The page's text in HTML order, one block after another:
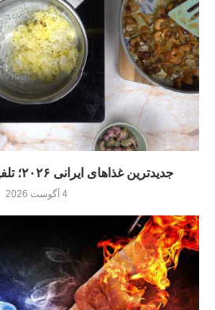
جدیدترین غذاهای ایرانی ۲۰۲۶؛ تلفیق اصالت و نوآوری
4 آگوست 2026